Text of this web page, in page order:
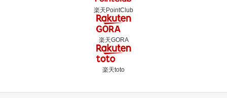
楽天PointClub
楽天GORA
楽天toto